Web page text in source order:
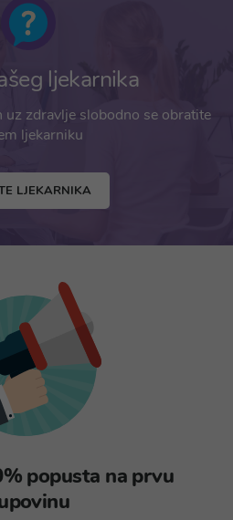
ljekarnika
uz zdravlje slobodno se obratite
ljekarniku
LJEKARNIKA
popusta na prvu